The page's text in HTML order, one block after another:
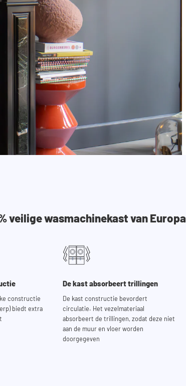
veilige wasmachinekast van Europa
constructie
biedt extra
De kast absorbeert trillingen
De kast constructie bevordert
circulatie. Het vezelmateriaal
absorbeert de trillingen, zodat deze niet
aan de muur en vloer worden
doorgegeven